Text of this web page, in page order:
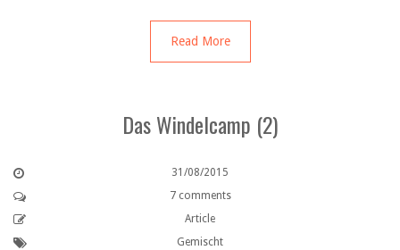
Read More
Das Windelcamp (2)
31/08/2015
7 comments
Article
Gemischt